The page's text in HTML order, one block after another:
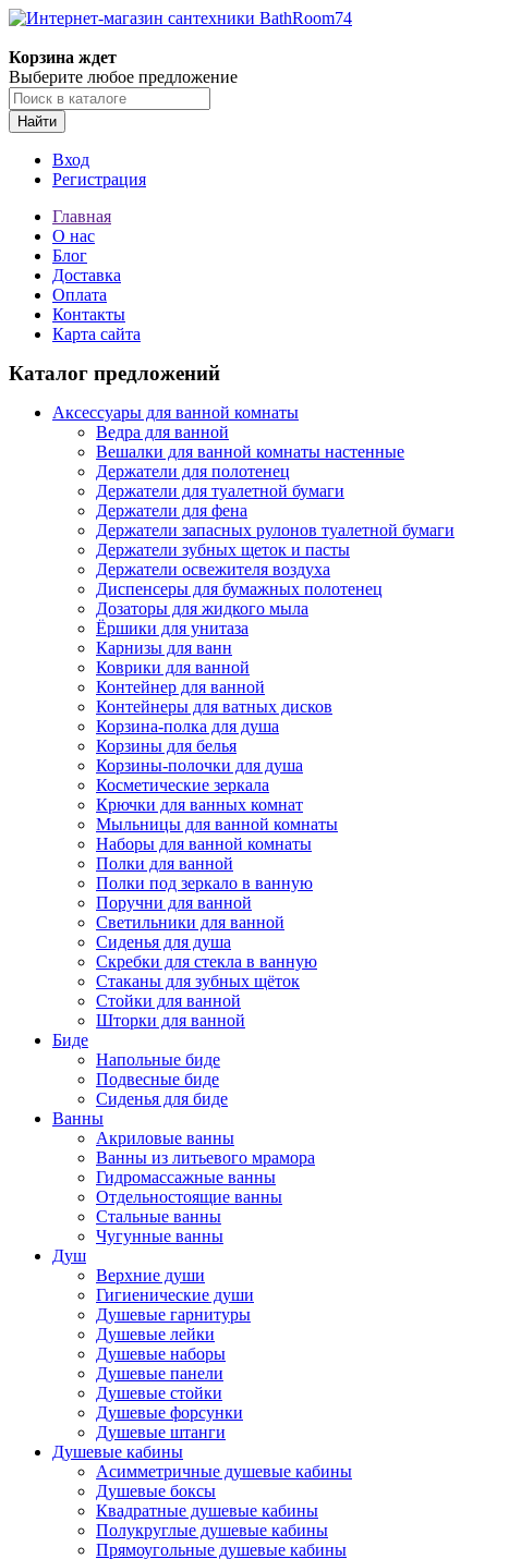
Корзина ждет
Выберите любое предложение
Найти
Вход
Регистрация
Главная
О нас
Блог
Доставка
Оплата
Контакты
Карта сайта
Каталог предложений
Аксессуары для ванной комнаты
Ведра для ванной
Вешалки для ванной комнаты настенные
Держатели для полотенец
Держатели для туалетной бумаги
Держатели для фена
Держатели запасных рулонов туалетной бумаги
Держатели зубных щеток и пасты
Держатели освежителя воздуха
Диспенсеры для бумажных полотенец
Дозаторы для жидкого мыла
Ёршики для унитаза
Карнизы для ванн
Коврики для ванной
Контейнер для ванной
Контейнеры для ватных дисков
Корзина-полка для душа
Корзины для белья
Корзины-полочки для душа
Косметические зеркала
Крючки для ванных комнат
Мыльницы для ванной комнаты
Наборы для ванной комнаты
Полки для ванной
Полки под зеркало в ванную
Поручни для ванной
Светильники для ванной
Сиденья для душа
Скребки для стекла в ванную
Стаканы для зубных щёток
Стойки для ванной
Шторки для ванной
Биде
Напольные биде
Подвесные биде
Сиденья для биде
Ванны
Акриловые ванны
Ванны из литьевого мрамора
Гидромассажные ванны
Отдельностоящие ванны
Стальные ванны
Чугунные ванны
Душ
Верхние души
Гигиенические души
Душевые гарнитуры
Душевые лейки
Душевые наборы
Душевые панели
Душевые стойки
Душевые форсунки
Душевые штанги
Душевые кабины
Асимметричные душевые кабины
Душевые боксы
Квадратные душевые кабины
Полукруглые душевые кабины
Прямоугольные душевые кабины